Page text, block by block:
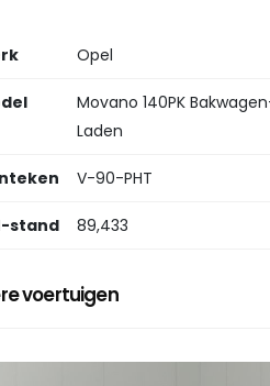
Opel
Movano 140PK
Laden
V-90-PHT
stand 89,433
voertuigen